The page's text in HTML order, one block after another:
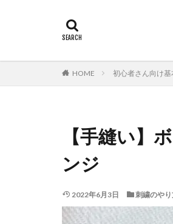
HOME 初心者さん向け基
【手縫い】
ンジ
2022年6月3日 刺繍のや